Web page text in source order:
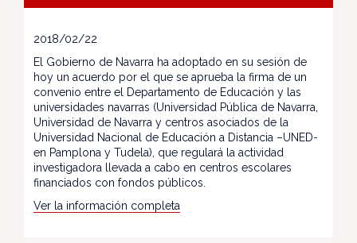
2018/02/22
El Gobierno de Navarra ha adoptado en su sesión de
hoy un acuerdo por el que se aprueba la firma de un
convenio entre el Departamento de Educación y las
universidades navarras (Universidad Pública de Navarra,
Universidad de Navarra y centros asociados de la
Universidad Nacional de Educación a Distancia –UNED-
en Pamplona y Tudela), que regulará la actividad
investigadora llevada a cabo en centros escolares
financiados con fondos públicos.
Ver la información completa